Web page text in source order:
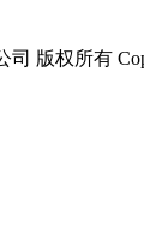
版权所有